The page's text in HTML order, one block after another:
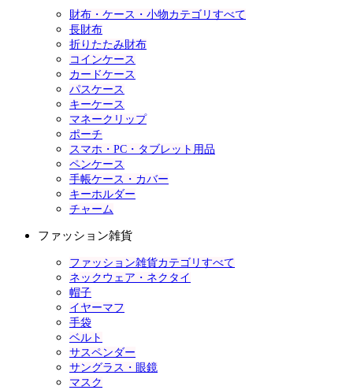
財布・ケース・小物カテゴリすべて
長財布
折りたたみ財布
コインケース
カードケース
パスケース
キーケース
マネークリップ
ポーチ
スマホ・PC・タブレット用品
ペンケース
手帳ケース・カバー
キーホルダー
チャーム
ファッション雑貨
ファッション雑貨カテゴリすべて
ネックウェア・ネクタイ
帽子
イヤーマフ
手袋
ベルト
サスペンダー
サングラス・眼鏡
マスク